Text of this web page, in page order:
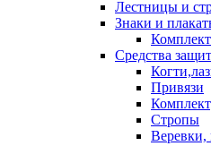
Лестницы и
Знаки и
Средства
Привязи
Стропы
Веревки,